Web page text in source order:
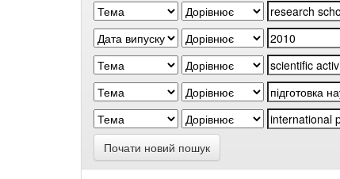
Почати новий пошук